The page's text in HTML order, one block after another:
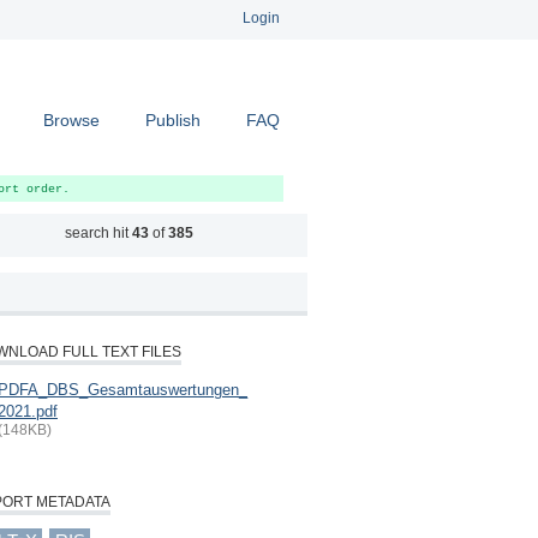
Login
Browse Publish FAQ
order.
search hit 43of385
FULL TEXT FILES
PDFA_DBS_Gesamtauswertungen_
METADATA